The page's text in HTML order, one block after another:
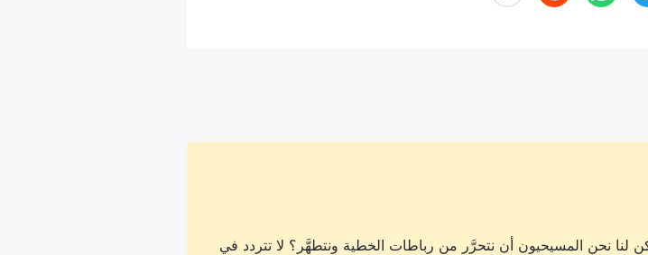
لنا نحن المسيحيون أن نتحرَّر من رباطات الخطية ونتطهَّر؟ لا تتردد في